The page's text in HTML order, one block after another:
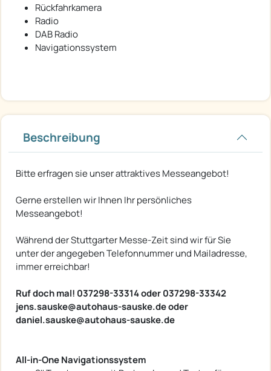
Rückfahrkamera
Radio
DAB Radio
Navigationssystem
Beschreibung
Bitte erfragen sie unser attraktives Messeangebot!
Gerne erstellen wir Ihnen Ihr persönliches
Messeangebot!
Während der Stuttgarter Messe-Zeit sind wir für Sie
unter der angegeben Telefonnummer und Mailadresse,
immer erreichbar!
Ruf doch mal! 037298-33314 oder 037298-33342
jens.sauske@autohaus-sauske.de oder
daniel.sauske@autohaus-sauske.de
All-in-One Navigationssystem